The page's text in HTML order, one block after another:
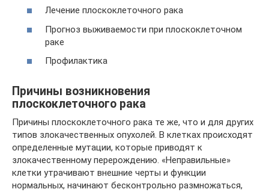
Лечение плоскоклеточного рака
Прогноз выживаемости при плоскоклеточном
раке
Профилактика
Причины возникновения
плоскоклеточного рака
Причины плоскоклеточного рака те же, что и для других
типов злокачественных опухолей. В клетках происходят
определенные мутации, которые приводят к
злокачественному перерождению. «Неправильные»
клетки утрачивают внешние черты и функции
нормальных, начинают бесконтрольно размножаться,